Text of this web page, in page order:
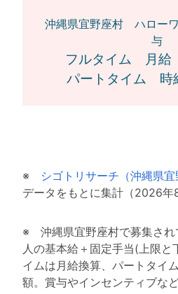
沖縄県宜野座村 ハロー
与
フルタイム 月
パートタイム
※ シゴトリサーチ（沖縄県宜
データをもとに集計（2026年
※ 沖縄県宜野座村で募集され
人の基本給＋固定手当(上限と
イムは月給換算、パートタイ
額。賞与やインセンティブな